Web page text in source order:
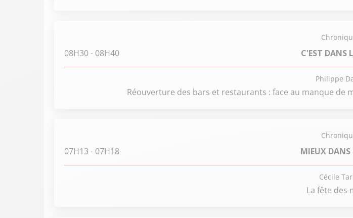
08H30- 08H40 C'EST DANS
Philippe
Réouverture des bars et restaurants : face au manque de
07H13 - 07H18 MIEUX DANS
Cécile
La fête des